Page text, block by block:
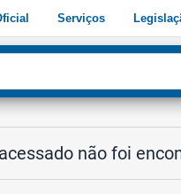
Serviços
não foi